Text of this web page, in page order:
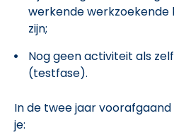
werkende werkzoekende
zijn;
Nog geen activiteit als
(testfase).
In de twee jaar
je: